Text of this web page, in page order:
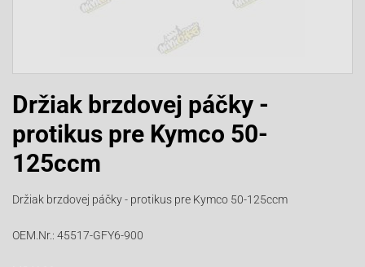
Držiak brzdovej páčky -
protikus pre Kymco 50-
125ccm
Držiak brzdovej páčky - protikus pre Kymco 50-125ccm
OEM.Nr.: 45517-GFY6-900